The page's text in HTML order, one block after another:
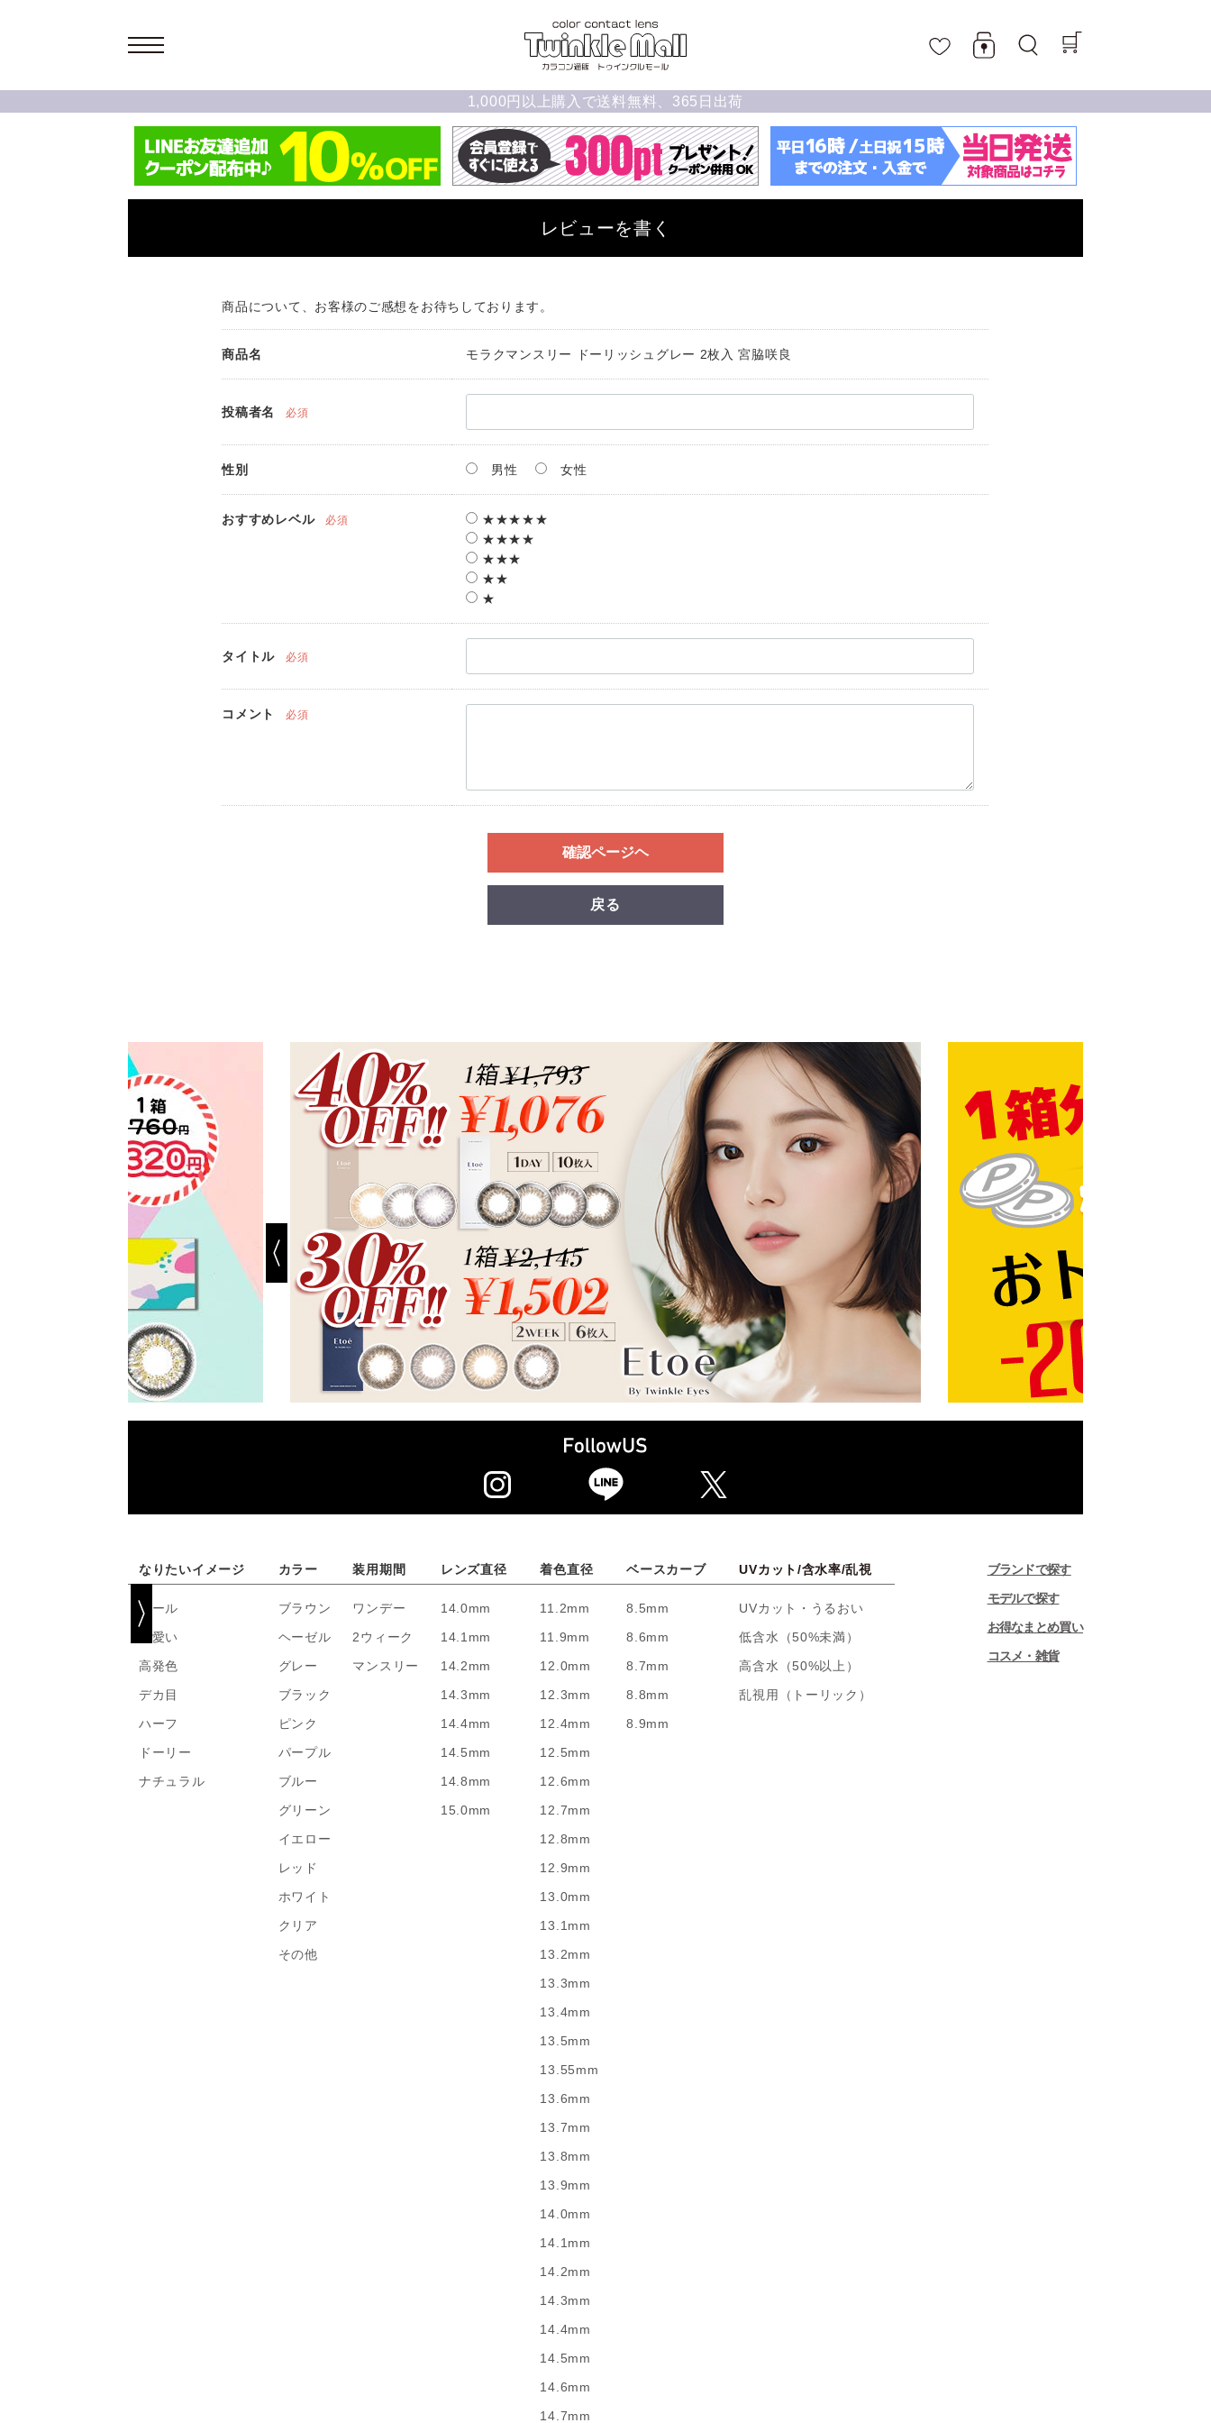
1,000円以上購入で送料無料、365日出荷
レビューを書く
商品について、お客様のご感想をお待ちしております。
商品名 モラクマンスリー ドーリッシュグレー 2枚入 宮脇咲良
投稿者名 必須
性別 男性 女性
おすすめレベル 必須
★★★★★
★★★★
★★★
★★
★
タイトル 必須
コメント 必須
確認ページヘ
戻る
なりたいイメージ
クール
可愛い
高発色
デカ目
ハーフ
ドーリー
ナチュラル
カラー
ブラウン
ヘーゼル
グレー
ブラック
ピンク
パープル
ブルー
グリーン
イエロー
レッド
ホワイト
クリア
その他
装用期間
ワンデー
2ウィーク
マンスリー
レンズ直径
14.0mm
14.1mm
14.2mm
14.3mm
14.4mm
14.5mm
14.8mm
15.0mm
着色直径
11.2mm
11.9mm
12.0mm
12.3mm
12.4mm
12.5mm
12.6mm
12.7mm
12.8mm
12.9mm
13.0mm
13.1mm
13.2mm
13.3mm
13.4mm
13.5mm
13.55mm
13.6mm
13.7mm
13.8mm
13.9mm
14.0mm
14.1mm
14.2mm
14.3mm
14.4mm
14.5mm
14.6mm
14.7mm
ベースカーブ
8.5mm
8.6mm
8.7mm
8.8mm
8.9mm
UVカット/含水率/乱視
UVカット・うるおい
低含水（50%未満）
高含水（50%以上）
乱視用（トーリック）
ブランドで探す
モデルで探す
お得なまとめ買い
コスメ・雑貨